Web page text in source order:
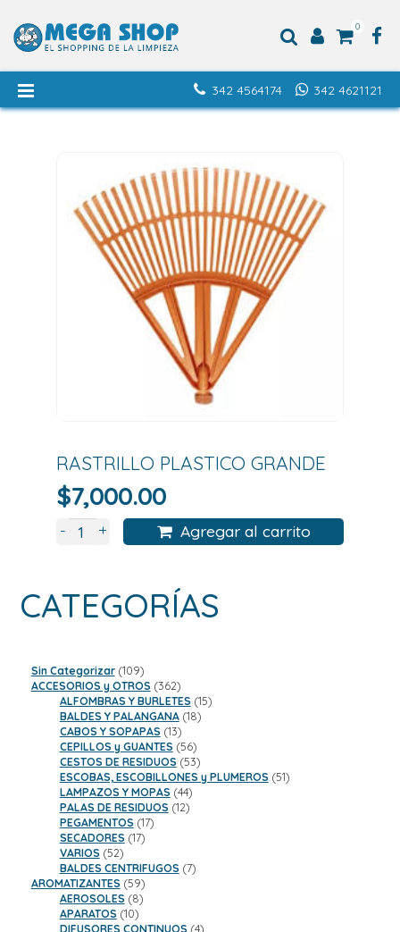
0
342 4621121
342 4564174
RASTRILLO PLASTICO GRANDE
$7,000.00
- + Agregar al carrito
CATEGORÍAS
Sin Categorizar 109109
productos
ACCESORIOS y OTROS 362362
productos
ALFOMBRAS Y BURLETES 1515
BALDES Y PALANGANA 1818
CABOS Y SOPAPAS 1313
productos
CEPILLOS y GUANTES 5656
productos
CESTOS DE RESIDUOS 5353
productos
ESCOBAS, ESCOBILLONES y PLUMEROS 5151
LAMPAZOS Y MOPAS 4444
productos
PALAS DE RESIDUOS 1212
PEGAMENTOS 1717
SECADORES 1717
VARIOS 5252
productos
BALDES CENTRIFUGOS 77
AROMATIZANTES 5959
productos
AEROSOLES 88
productos
APARATOS 1010
productos
DIFUSORES CONTINUOS 44